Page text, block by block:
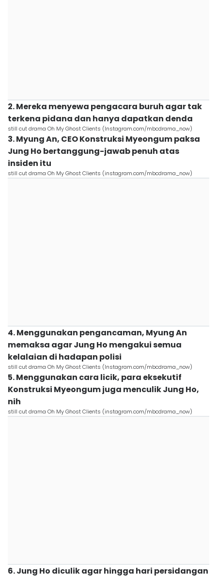
2. Mereka menyewa pengacara buruh agar tak
terkena pidana dan hanya dapatkan denda
still cut drama Oh My Ghost Clients (Instagram.com/mbcdrama_now)
3. Myung An, CEO Konstruksi Myeongum paksa
Jung Ho bertanggung-jawab penuh atas
insiden itu
still cut drama Oh My Ghost Clients (instagram.com/mbcdrama_now)
4. Menggunakan pengancaman, Myung An
memaksa agar Jung Ho mengakui semua
kelalaian di hadapan polisi
still cut drama Oh My Ghost Clients (Instagram.com/mbcdrama_now)
5. Menggunakan cara licik, para eksekutif
Konstruksi Myeongum juga menculik Jung Ho,
nih
still cut drama Oh My Ghost Clients (instagram.com/mbcdrama_now)
6. Jung Ho diculik agar hingga hari persidangan